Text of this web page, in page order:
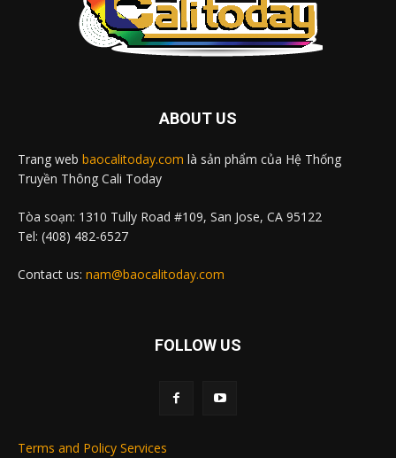
ABOUT US
Trang web baocalitoday.com là sản phẩm của Hệ Thống
Truyền Thông Cali Today
Tòa soạn: 1310 Tully Road #109, San Jose, CA 95122
Tel: (408) 482-6527
Contact us: nam@baocalitoday.com
FOLLOW US
Terms and Policy Services